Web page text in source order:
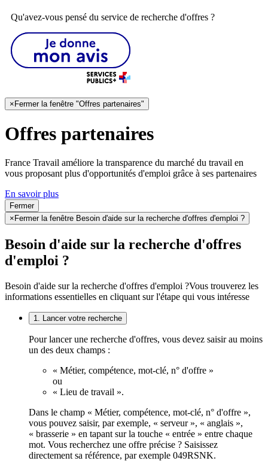
Qu'avez-vous pensé du service de recherche d'offres ?
×Fermer la fenêtre "Offres partenaires"
Offres partenaires
France Travail améliore la transparence du marché du travail en
vous proposant plus d'opportunités d'emploi grâce à ses partenaires
En savoir plus
Fermer
× Fermer la fenêtre Besoin d'aide sur la recherche d'offres d'emploi ?
Besoin d'aide sur la recherche d'offres
d'emploi ?
Besoin d'aide sur la recherche d'offres d'emploi ?Vous trouverez les
informations essentielles en cliquant sur l'étape qui vous intéresse
1. Lancer votre recherche
Pour lancer une recherche d'offres, vous devez saisir au moins
un des deux champs :
« Métier, compétence, mot-clé, n° d'offre »
ou
« Lieu de travail ».
Dans le champ « Métier, compétence, mot-clé, n° d'offre »,
vous pouvez saisir, par exemple, « serveur », « anglais »,
« brasserie » en tapant sur la touche « entrée » entre chaque
mot. Vous recherchez une offre précise ? Saisissez
directement sa référence, par exemple 049RSNK.